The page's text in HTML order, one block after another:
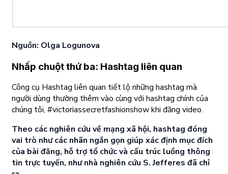
Nguồn: Olga Logunova
Nhấp chuột thứ ba: Hashtag liên quan
Công cụ Hashtag liên quan tiết lộ những hashtag mà
người dùng thường thêm vào cùng với hashtag chính của
chúng tôi, #victoriassecretfashionshow khi đăng video.
Theo các nghiên cứu về mạng xã hội, hashtag đóng
vai trò như các nhãn ngắn gọn giúp xác định mục đích
của bài đăng, hỗ trợ tổ chức và cấu trúc luồng thông
tin trực tuyến, như nhà nghiên cứu S. Jefferes đã chỉ